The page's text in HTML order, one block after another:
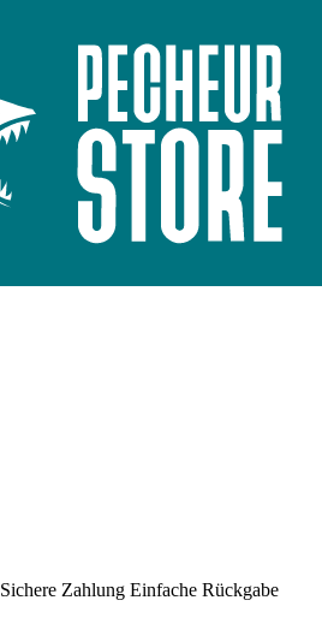
Sichere Zahlung Einfache Rückgabe